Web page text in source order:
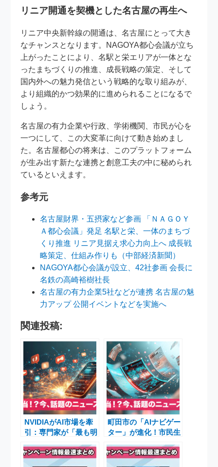
リニア開通を契機とした名古屋の再生へ
リニア中央新幹線の開通は、名古屋にとって大き
なチャンスとなります。NAGOYA都心会議が立ち
上がったことにより、名駅と栄エリアが一体とな
ったまちづくりの推進、成長戦略の策定、そして
国内外への魅力発信という戦略的な取り組みが、
より組織的かつ効果的に進められることになるで
しょう。
名古屋の有力企業や行政、学術機関、市民が心を
一つにして、この大変革に向けて動き始めまし
た。名古屋都心の将来は、このプラットフォーム
が生み出す新たな連携と創意工夫の中に秘められ
ているといえます。
参考元
名古屋財界・五摂家など参画 「ＮＡＧＯＹ
Ａ都心会議」発足 名駅と栄、一体のまちづ
くり推進 リニア見据え求心力向上へ 成長戦
略策定、仕組み作りも（中部経済新聞）
NAGOYA都心会議が設立、42社参画 会長に
名鉄の高崎裕樹社長
名古屋の有力企業5社などが連携 名古屋の魅
力アップ 公開イベントなどを実施へ
関連投稿:
NVIDIAがAI市場を牽
引：専門家が「最も明
る理由
町田市の「AIナビゲー
ター」が進化！市民生